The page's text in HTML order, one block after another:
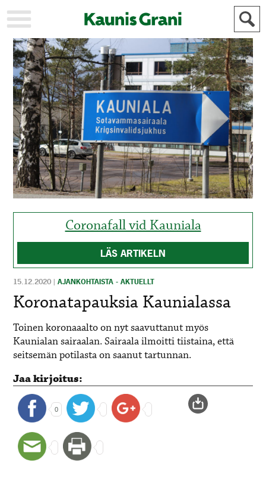
KAUPUNKI
STADEN
AJANKOHTAISTA
AKTUELLT
URHEILU
IDROTT
KULTTUURI
KULTUR
HISTORIA
HISTORIA
YLEINEN
ALLMÄN
MAINOSTAJILLE
FÖR
ANNONSÖRER
Coronafall vid Kauniala
LÄS ARTIKELN
15.12.2020 |AJANKOHTAISTA - AKTUELLT
Koronatapauksia Kaunialassa
Toinen koronaaalto on nyt saavuttanut myös
Kaunialan sairaalan. Sairaala ilmoitti tiistaina, että
seitsemän potilasta on saanut tartunnan.
Jaa kirjoitus:
0